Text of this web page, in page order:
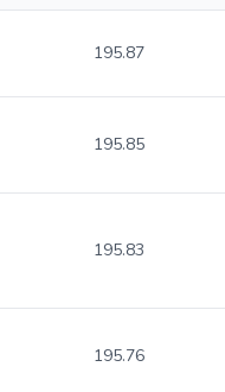
195.87
195.85
195.83
195.76